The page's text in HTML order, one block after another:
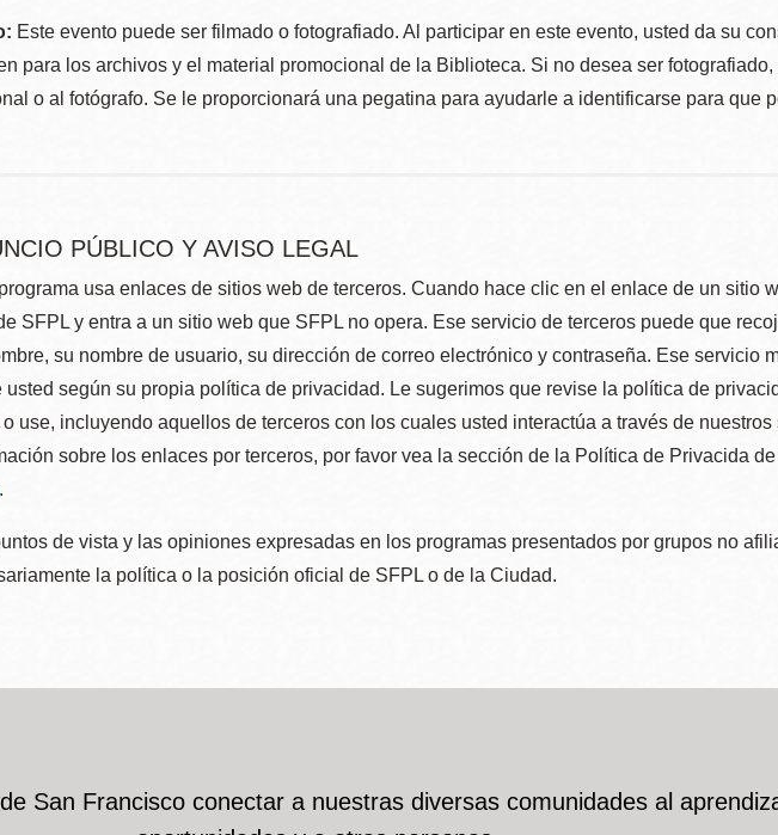
Este evento puede ser filmado o fotografiado. Al participar en este evento, usted da su
para los archivos y el material promocional de la Biblioteca. Si no desea ser fotografiado,
o al fotógrafo. Se le proporcionará una pegatina para ayudarle a identificarse para que
PÚBLICO Y AVISO LEGAL
usa enlaces de sitios web de terceros. Cuando hace clic en el enlace de un sitio
SFPL y entra a un sitio web que SFPL no opera. Ese servicio de terceros puede que
su nombre de usuario, su dirección de correo electrónico y contraseña. Ese servicio
usted según su propia política de privacidad. Le sugerimos que revise la política de
use, incluyendo aquellos de terceros con los cuales usted interactúa a través de
sobre los enlaces por terceros, por favor vea la sección de la Política de Privacida
.
de vista y las opiniones expresadas en los programas presentados por grupos no
la política o la posición oficial de SFPL o de la Ciudad.
San Francisco conectar a nuestras diversas comunidades al